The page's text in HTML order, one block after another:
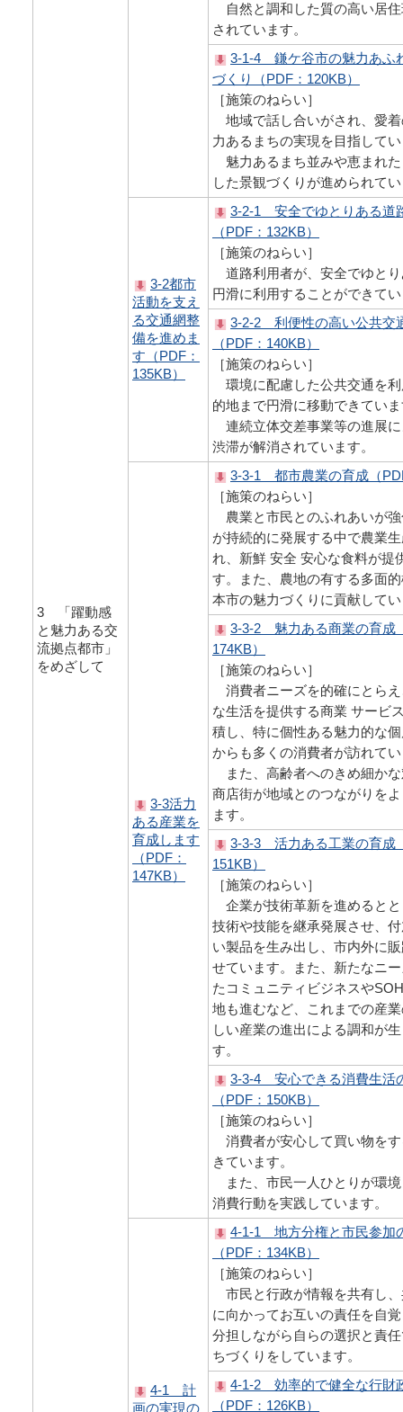
3 「躍動感
と魅力ある交
流拠点都市」
をめざして
自然と調和した質の高い居
されています。
3-1-4 鎌ケ谷市の魅力あふ
づくり（PDF：120KB）
［施策のねらい］
地域で話し合いがされ、愛
力あるまちの実現を目指して
魅力あるまち並みや恵まれ
した景観づくりが進められて
3-2都市
活動を支え
る交通網整
備を進めま
す（PDF：
135KB）
3-2-1 安全でゆとりある道
（PDF：132KB）
［施策のねらい］
道路利用者が、安全でゆと
円滑に利用することができて
3-2-2 利便性の高い公共交
（PDF：140KB）
［施策のねらい］
環境に配慮した公共交通を
的地まで円滑に移動できてい
連続立体交差事業等の進展
渋滞が解消されています。
3-3活力
ある産業を
育成します
（PDF：
147KB）
3-3-1 都市農業の育成（
［施策のねらい］
農業と市民とのふれあいが
が持続的に発展する中で農業
れ、新鮮 安全 安心な食料が提
す。また、農地の有する多面
本市の魅力づくりに貢献して
3-3-2 魅力ある商業の育成
174KB）
［施策のねらい］
消費者ニーズを的確にとら
な生活を提供する商業 サービ
積し、特に個性ある魅力的な
からも多くの消費者が訪れて
また、高齢者へのきめ細か
商店街が地域とのつながりを
ます。
3-3-3 活力ある工業の育成
151KB）
［施策のねらい］
企業が技術革新を進めると
技術や技能を継承発展させ、
い製品を生み出し、市内外に
せています。また、新たなニ
たコミュニティビジネスや
地も進むなど、これまでの産
しい産業の進出による調和が
す。
3-3-4 安心できる消費生活
（PDF：150KB）
［施策のねらい］
消費者が安心して買い物を
きています。
また、市民一人ひとりが環
消費行動を実践しています。
4-1 計
画の実現の
4-1-1 地方分権と市民参加
（PDF：134KB）
［施策のねらい］
市民と行政が情報を共有し
に向かってお互いの責任を自
分担しながら自らの選択と責
ちづくりをしています。
4-1-2 効率的で健全な行財
（PDF：126KB）